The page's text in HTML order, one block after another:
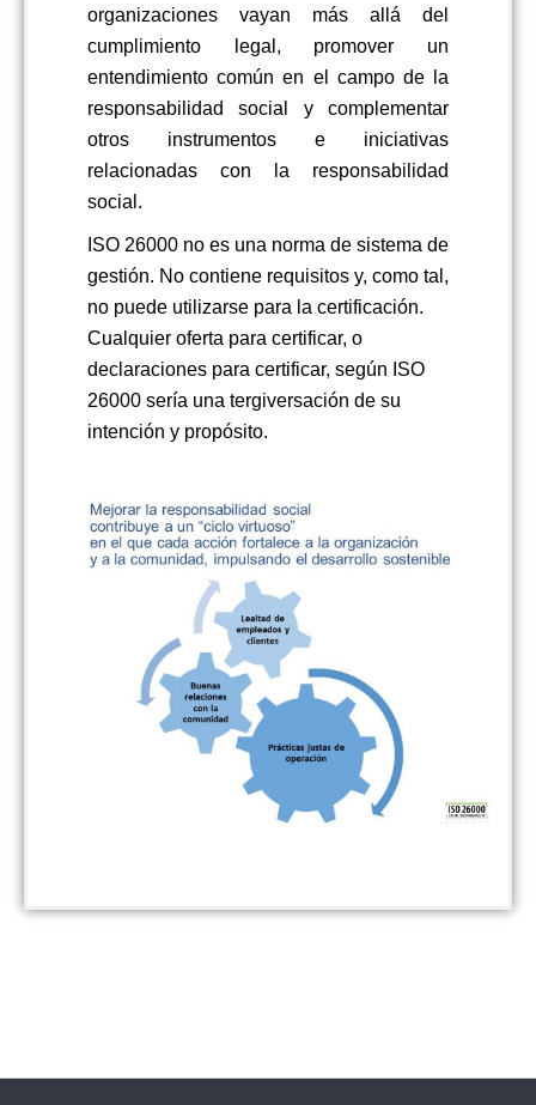
organizaciones vayan más allá del
cumplimiento legal, promover un
entendimiento común en el campo de la
responsabilidad social y complementar
otros instrumentos e iniciativas
relacionadas con la responsabilidad
social.
ISO 26000 no es una norma de sistema de
gestión. No contiene requisitos y, como tal,
no puede utilizarse para la certificación.
Cualquier oferta para certificar, o
declaraciones para certificar, según ISO
26000 sería una tergiversación de su
intención y propósito.